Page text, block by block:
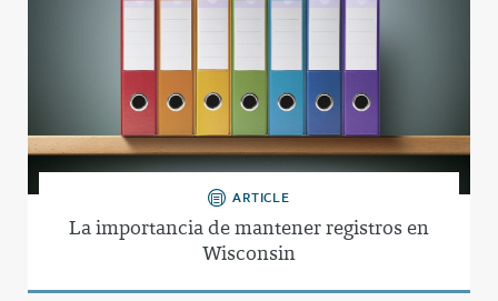
ARTICLE
La importancia de mantener registros en
Wisconsin